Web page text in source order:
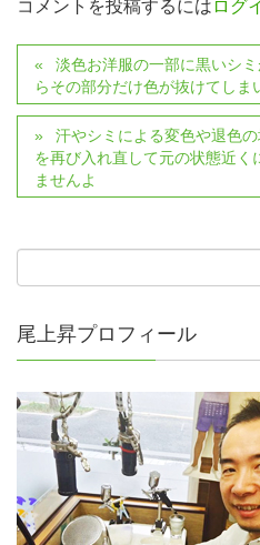
コメントを投稿するには ログ
淡色お洋服の一部に黒いシ
らその部分だけ色が抜けてしま
汗やシミによる変色や退色
を再び入れ直して元の状態近
ませんよ
尾上昇プロフィール